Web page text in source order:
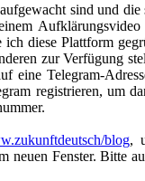
sind und die
ich diese Plattform
zur Verfügung
eine Telegram-
registrieren, um
blog,
Fenster. Bitte